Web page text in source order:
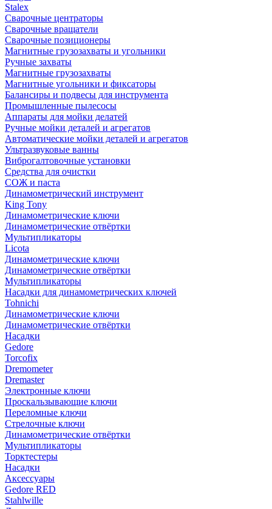
Stalex
Сварочные центраторы
Сварочные вращатели
Сварочные позиционеры
Магнитные грузозахваты и угольники
Ручные захваты
Магнитные грузозахваты
Магнитные угольники и фиксаторы
Балансиры и подвесы для инструмента
Промышленные пылесосы
Аппараты для мойки делатей
Ручные мойки деталей и агрегатов
Автоматические мойки деталей и агрегатов
Ультразвуковые ванны
Виброгалтовочные установки
Средства для очистки
СОЖ и паста
Динамометрический инструмент
King Tony
Динамометрические ключи
Динамометрические отвёртки
Мультипликаторы
Licota
Динамометрические ключи
Динамометрические отвёртки
Мультипликаторы
Насадки для динамометрических ключей
Tohnichi
Динамометрические ключи
Динамометрические отвёртки
Насадки
Gedore
Torcofix
Dremometer
Dremaster
Электронные ключи
Проскальзывающие ключи
Переломные ключи
Стрелочные ключи
Динамометрические отвёртки
Мультипликаторы
Торктестеры
Насадки
Аксессуары
Gedore RED
Stahlwille